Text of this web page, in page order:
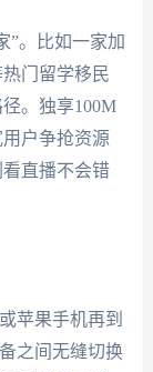
”。比如一家加
门留学移民
。独享100M
户争抢资源
直播不会错
苹果手机再到
之间无缝切换